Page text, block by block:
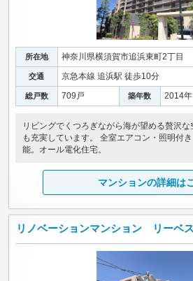
所在地 神奈川県横須賀市追浜東町2丁目
交通 京急本線 追浜駅 徒歩10分
総戸数 709戸 築年数 2014年
リビングでくつろぎながら海が望める贅沢
も充実しています。 全室エアコン・照明付
能。オール電化住宅。
マンションの詳細は
リノベーションマンション リーベ